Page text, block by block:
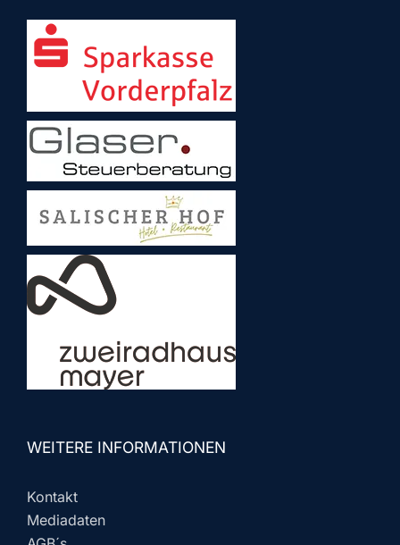
WEITERE INFORMATIONEN
Kontakt
Mediadaten